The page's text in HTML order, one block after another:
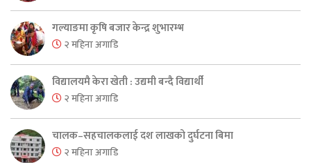
गल्याङमा कृषि बजार केन्द्र शुभारम्भ
२ महिना अगाडि
विद्यालयमै केरा खेती : उद्यमी बन्दै विद्यार्थी
२ महिना अगाडि
चालक–सहचालकलाई दश लाखको दुर्घटना बिमा
२ महिना अगाडि